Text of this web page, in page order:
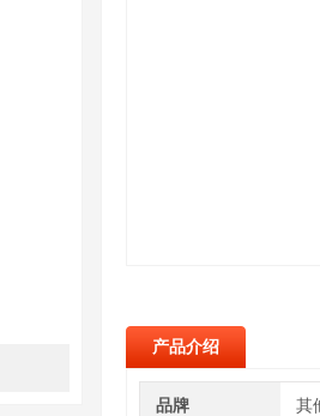
产品介绍
品牌 其